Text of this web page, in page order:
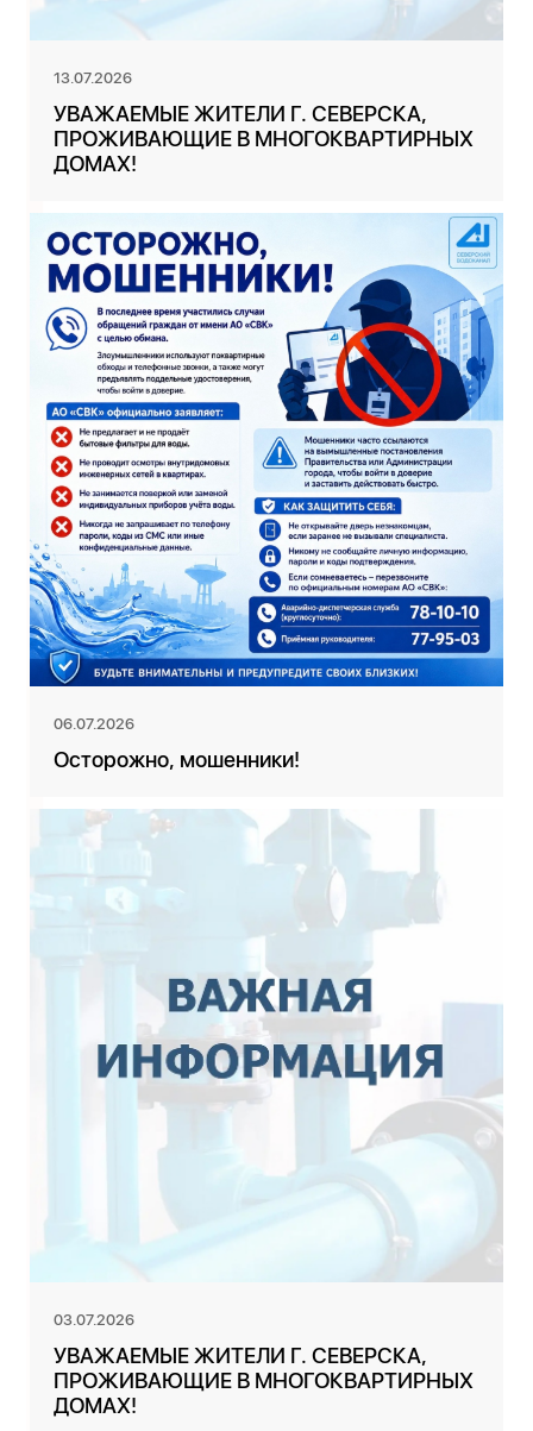
13.07.2026
УВАЖАЕМЫЕ ЖИТЕЛИ Г. СЕВЕРСКА,
ПРОЖИВАЮЩИЕ В МНОГОКВАРТИРНЫХ
ДОМАХ!
06.07.2026
Осторожно, мошенники!
03.07.2026
УВАЖАЕМЫЕ ЖИТЕЛИ Г. СЕВЕРСКА,
ПРОЖИВАЮЩИЕ В МНОГОКВАРТИРНЫХ
ДОМАХ!